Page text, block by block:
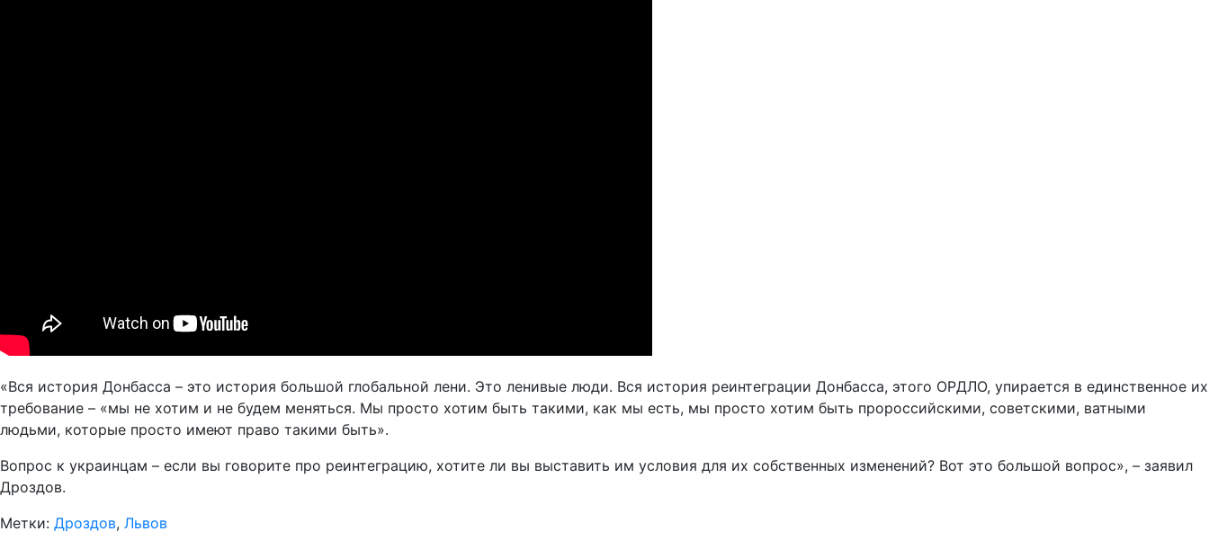
«Вся история Донбасса – это история большой глобальной лени. Это ленивые люди. Вся история реинтеграции Донбасса, этого ОРДЛО, упирается в единственное их
требование – «мы не хотим и не будем меняться. Мы просто хотим быть такими, как мы есть, мы просто хотим быть пророссийскими, советскими, ватными
людьми, которые просто имеют право такими быть».
Вопрос к украинцам – если вы говорите про реинтеграцию, хотите ли вы выставить им условия для их собственных изменений? Вот это большой вопрос», – заявил
Дроздов.
Метки: Дроздов, Львов